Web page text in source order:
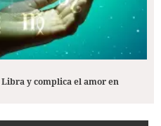
y complica el amor en